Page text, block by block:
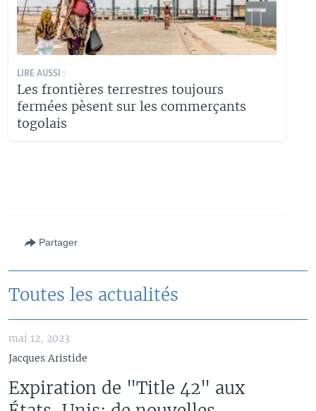
LIRE AUSSI :
Les frontières terrestres toujours
fermées pèsent sur les commerçants
togolais
Partager
Toutes les actualités
mai 12, 2023
Jacques Aristide
Expiration de "Title 42" aux